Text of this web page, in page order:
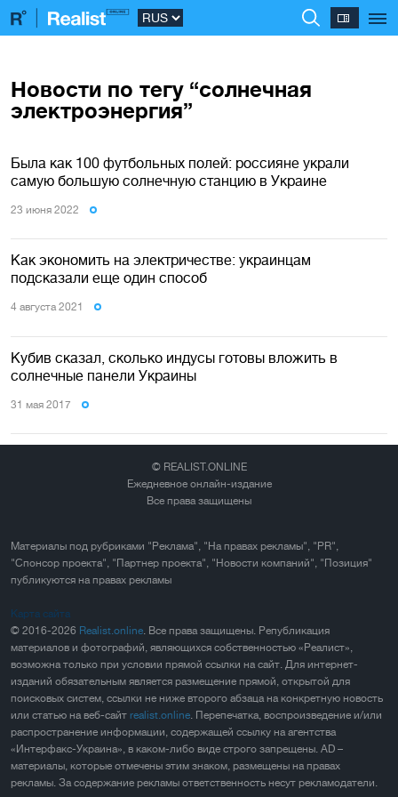
Новости по тегу “солнечная
электроэнергия”
Была как 100 футбольных полей: россияне украли
самую большую солнечную станцию в Украине
23 июня 2022
Как экономить на электричестве: украинцам
подсказали еще один способ
4 августа 2021
Кубив сказал, сколько индусы готовы вложить в
солнечные панели Украины
31 мая 2017
© REALIST.ONLINE
Ежедневное онлайн-издание
Все права защищены
Материалы под рубриками "Реклама", "На правах рекламы", "PR",
"Спонсор проекта", "Партнер проекта", "Новости компаний", "Позиция"
публикуются на правах рекламы
Карта сайта
© 2016-2026 Realist.online. Все права защищены. Републикация
материалов и фотографий, являющихся собственностью «Реалист»,
возможна только при условии прямой ссылки на сайт. Для интернет-
изданий обязательным является размещение прямой, открытой для
поисковых систем, ссылки не ниже второго абзаца на конкретную новость
или статью на веб-сайт realist.online. Перепечатка, воспроизведение и/или
распространение информации, содержащей ссылку на агентства
«Интерфакс-Украина», в каком-либо виде строго запрещены. AD –
материалы, которые отмечены этим знаком, размещены на правах
рекламы. За содержание рекламы ответственность несут рекламодатели.